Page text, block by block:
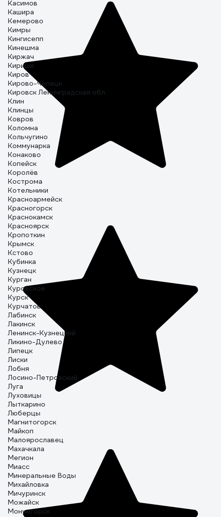
Касимов
Кашира
Кемерово
Кимры
Кингисепп
Кинешма
Киржач
Кириши
Киров
Кирово-Чепецк
Кировск Ленинградская обл.
Клин
Клинцы
Ковров
Коломна
Кольчугино
Коммунарка
Конаково
Копейск
Королёв
Кострома
Котельники
Красноармейск
Красногорск
Краснокамск
Красноярск
Кропоткин
Крымск
Кстово
Кубинка
Кузнецк
Курган
Куровское
Курск
Курчатов
Лабинск
Лакинск
Ленинск-Кузнецкий
Ликино-Дулево
Липецк
Лиски
Лобня
Лосино-Петровский
Луга
Луховицы
Лыткарино
Люберцы
Магнитогорск
Майкоп
Малоярославец
Махачкала
Мегион
Миасс
Минеральные Воды
Михайловка
Мичуринск
Можайск
Мончегорск